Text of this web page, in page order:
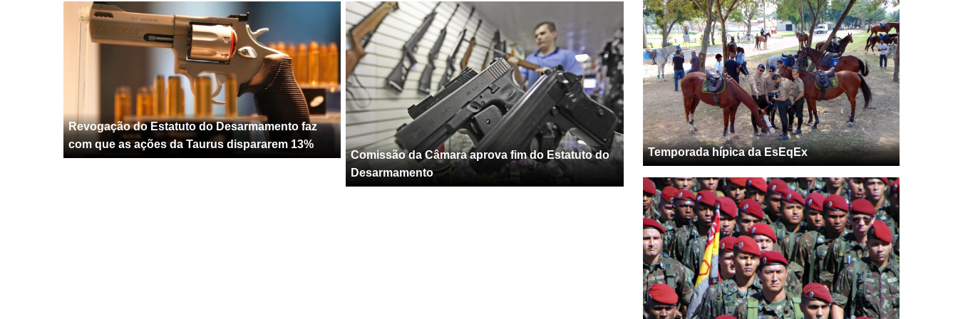
Revogação do Estatuto do Desarmamento faz
com que as ações da Taurus dispararem 13%
Comissão da Câmara aprova fim do Estatuto do
Desarmamento
Temporada hípica da EsEqEx